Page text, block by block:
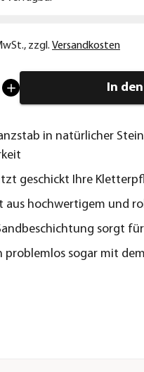
, zzgl. Versandkosten
In
in natürlicher
geschickt Ihre
aus hochwertigem und
sorgt
problemlos sogar mit